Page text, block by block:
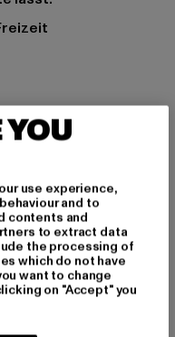
Baumwolle
|info@tbint.de
Ober-Ramstadt |
use experience,
and to
contents and
to extract data
the processing of
which do not have
want to change
on "Accept" you